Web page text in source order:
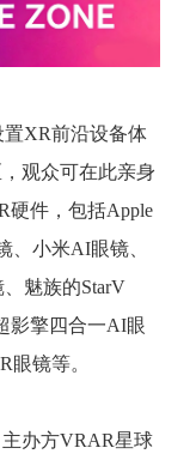
置XR前沿设备体
观众可在此亲身
硬件，包括Apple
、小米AI眼镜、
魅族的StarV
影擎四合一AI眼
眼镜等。
办方VRAR星球